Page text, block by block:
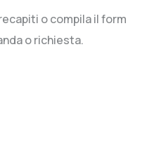
o compila il form
o richiesta.